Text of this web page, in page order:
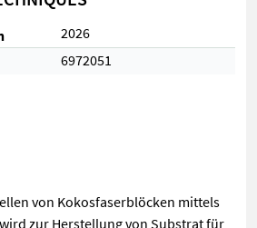
2026
6972051
von Kokosfaserblöcken mittels
zur Herstellung von Substrat für